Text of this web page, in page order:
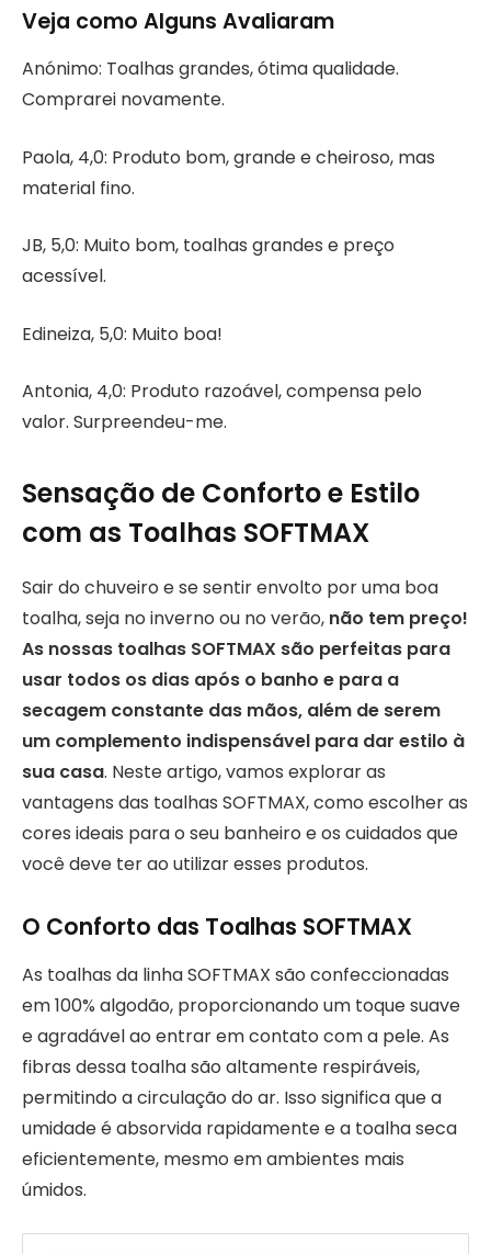
Veja como Alguns Avaliaram
Anónimo: Toalhas grandes, ótima qualidade.
Comprarei novamente.
Paola, 4,0: Produto bom, grande e cheiroso, mas
material fino.
JB, 5,0: Muito bom, toalhas grandes e preço
acessível.
Edineiza, 5,0: Muito boa!
Antonia, 4,0: Produto razoável, compensa pelo
valor. Surpreendeu-me.
Sensação de Conforto e Estilo
com as Toalhas SOFTMAX
Sair do chuveiro e se sentir envolto por uma boa
toalha, seja no inverno ou no verão, não tem preço!
As nossas toalhas SOFTMAX são perfeitas para
usar todos os dias após o banho e para a
secagem constante das mãos, além de serem
um complemento indispensável para dar estilo à
sua casa. Neste artigo, vamos explorar as
vantagens das toalhas SOFTMAX, como escolher as
cores ideais para o seu banheiro e os cuidados que
você deve ter ao utilizar esses produtos.
O Conforto das Toalhas SOFTMAX
As toalhas da linha SOFTMAX são confeccionadas
em 100% algodão, proporcionando um toque suave
e agradável ao entrar em contato com a pele. As
fibras dessa toalha são altamente respiráveis,
permitindo a circulação do ar. Isso significa que a
umidade é absorvida rapidamente e a toalha seca
eficientemente, mesmo em ambientes mais
úmidos.